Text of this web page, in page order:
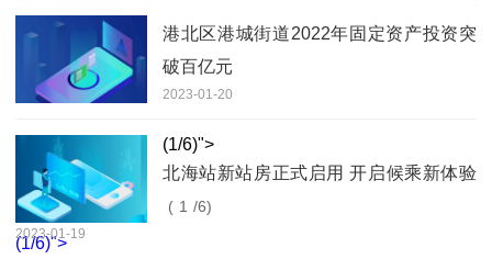
港北区港城街道2022年固定资产投资突
破百亿元
2023-01-20
(1/6)">
北海站新站房正式启用 开启候乘新体验
( 1 /6)
2023-01-19
(1/6)">